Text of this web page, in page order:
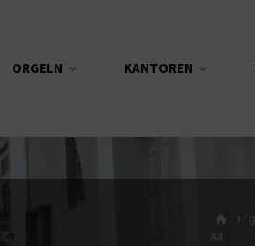
ORGELN KANTOREN
A4